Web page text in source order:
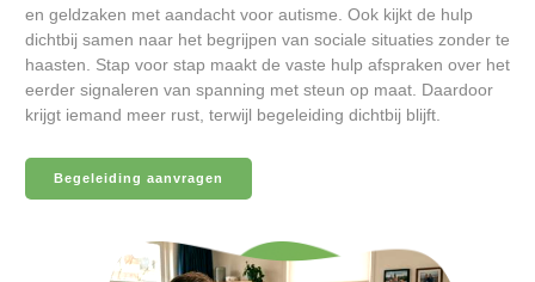
en geldzaken met aandacht voor autisme. Ook kijkt de hulp
dichtbij samen naar het begrijpen van sociale situaties zonder te
haasten. Stap voor stap maakt de vaste hulp afspraken over het
eerder signaleren van spanning met steun op maat. Daardoor
krijgt iemand meer rust, terwijl begeleiding dichtbij blijft.
Begeleiding aanvragen